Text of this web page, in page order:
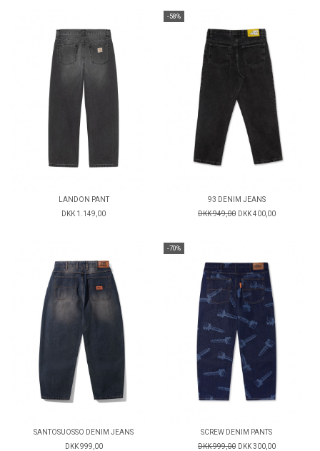
LANDON PANT
DKK 1.149,00
-58%
93 DENIM JEANS
DKK 949,00 DKK 400,00
SANTOSUOSSO DENIM JEANS
DKK 999,00
-70%
SCREW DENIM PANTS
DKK 999,00 DKK 300,00